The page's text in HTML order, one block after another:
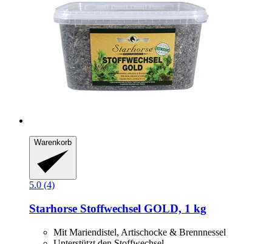
Warenkorb
5.0 (4)
Starhorse Stoffwechsel GOLD, 1 kg
Mit Mariendistel, Artischocke & Brennnessel